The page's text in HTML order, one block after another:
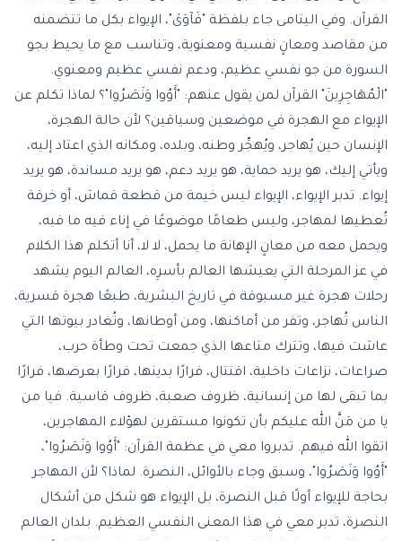
القرآن. وفي اليتامى جاء بلفظة "فَآوَىٰ"، الإيواء بكل ما تتضمنه
من مقاصد ومعانٍ نفسية ومعنوية، وتناسب مع ما يحيط بجو
السورة من جو نفسي عظيم، ودعم نفسي عظيم ومعنوي.
"الْمُهَاجِرِينَ" القرآن لمن يقول عنهم: "أَوُوا وَنَصَرُوا"؟ لماذا تكلم عن
الإيواء مع الهجرة في موضعين وسياقين؟ لأن حالة الهجرة،
الإنسان حين يُهاجر، ويُهجِّر وطنه، وبلده، ومكانه الذي اعتاد إليه،
ويأتي إليك، هو يريد حماية، هو يريد دعم، هو يريد مساندة، هو يريد
إيواء. تدبر الإيواء، الإيواء ليس خيمة من قطعة قماش، أو خرقة
تُعطيها لمهاجر، وليس طعامًا موضوعًا في إناء فيه ما فيه،
ويحمل معه من معانٍ الإهانة ما يحمل، لا لا، أنا أتكلم هذا الكلام
في عز المرحلة التي يعيشها العالم بأسرِه، العالم اليوم يشهد
رحلات هجرة غير مسبوقة في تاريخ البشرية، طبعًا هجرة قسرية،
الناس تُهاجر، وتفر من أماكنها، ومن أوطانها، وتُغادر بيوتها التي
عاشت فيها، وتترك متاعها الذي جمعت تحت وطأة حرب،
صراعات، نزاعات داخلية، اقتتال، فرارًا بدينها، فرارًا بعرضها، فرارًا
بما تبقى لها من إنسانية، ظروف صعبة، ظروف قاسية. فيا من
يا من مَنَّ الله عليكم بأن تكونوا مستقرين لهؤلاء المهاجرين،
اتقوا الله فيهم. تدبروا معي في عظمة القرآن: "أَوُوا وَنَصَرُوا"،
"أَوُوا وَنَصَرُوا"، وسبق وجاء بالأوائل، النصرة. لماذا؟ لأن المهاجر
بحاجة للإيواء أولًا قبل النصرة، بل الإيواء هو شكل من أشكال
النصرة، تدبر معي في هذا المعنى النفسي العظيم. بلدان العالم